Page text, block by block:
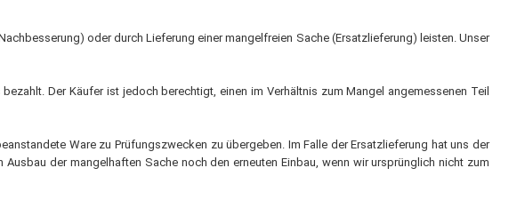
oder durch Lieferung einer mangelfreien Sache (Ersatzlieferung) leisten. Unser
Der Käufer ist jedoch berechtigt, einen im Verhältnis zum Mangel angemessenen Teil
Ware zu Prüfungszwecken zu übergeben. Im Falle der Ersatzlieferung hat uns der
der mangelhaften Sache noch den erneuten Einbau, wenn wir ursprünglich nicht zum